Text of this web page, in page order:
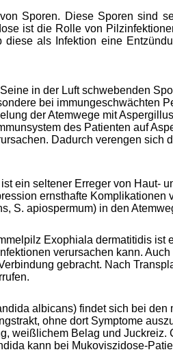
Sporen. Diese Sporen sind
ist die Rolle von
diese als Infektion eine
in der Luft schwebenden
bei immungeschwächten
der Atemwege mit
des Patienten auf
Dadurch verengen sich
ein seltener Erreger von Haut-
ernsthafte
S. apiospermum) in den
Exophiala dermatitidis ist
verursachen kann.
gebracht. Nach
albicans) findet sich bei
ohne dort Symptome
weißlichem Belag und
kann bei Mukoviszidose-